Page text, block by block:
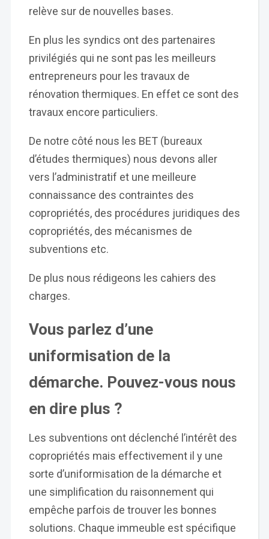
relève sur de nouvelles bases.
En plus les syndics ont des partenaires
privilégiés qui ne sont pas les meilleurs
entrepreneurs pour les travaux de
rénovation thermiques. En effet ce sont des
travaux encore particuliers.
De notre côté nous les BET (bureaux
d’études thermiques) nous devons aller
vers l’administratif et une meilleure
connaissance des contraintes des
copropriétés, des procédures juridiques des
copropriétés, des mécanismes de
subventions etc.
De plus nous rédigeons les cahiers des
charges.
Vous parlez d’une
uniformisation de la
démarche. Pouvez-vous nous
en dire plus ?
Les subventions ont déclenché l’intérêt des
copropriétés mais effectivement il y une
sorte d’uniformisation de la démarche et
une simplification du raisonnement qui
empêche parfois de trouver les bonnes
solutions. Chaque immeuble est spécifique